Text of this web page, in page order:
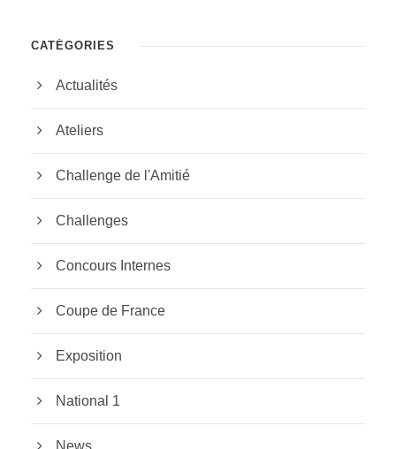
CATÉGORIES
Actualités
Ateliers
Challenge de l'Amitié
Challenges
Concours Internes
Coupe de France
Exposition
National 1